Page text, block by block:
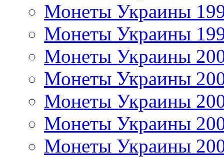
Монеты Украины
Монеты Украины
Монеты Украины
Монеты Украины
Монеты Украины
Монеты Украины
Монеты Украины